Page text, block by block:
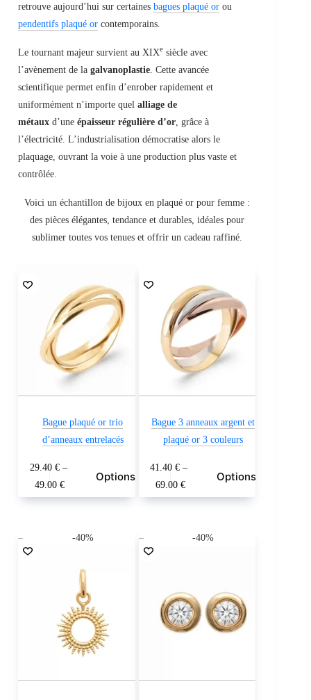
retrouve aujourd’hui sur certaines bagues plaqué or ou
pendentifs plaqué or contemporains.
Le tournant majeur survient au XIXe siècle avec
l’avènement de la galvanoplastie . Cette avancée
scientifique permet enfin d’enrober rapidement et
uniformément n’importe quel alliage de
métaux d’une épaisseur régulière d’or , grâce à
l’électricité. L’industrialisation démocratise alors le
plaquage, ouvrant la voie à une production plus vaste et
contrôlée.
Voici un échantillon de bijoux en plaqué or pour femme :
des pièces élégantes, tendance et durables, idéales pour
sublimer toutes vos tenues et offrir un cadeau raffiné.
Bague plaqué or trio
d’anneaux entrelacés
29.40 €–
49.00€
Plage
de
29.40 €
Options
produit
variations.
Les
Bague 3 anneaux argent et
plaqué or 3 couleurs
41.40€ –
69.00 €
Plage
de
41.40 €
Options
Ce
produit
variations.
Les
choisies
-40% -40%